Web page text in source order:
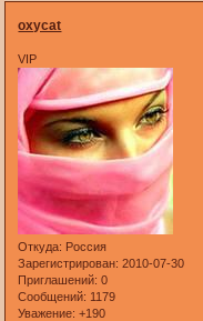
oxycat
VIP
Откуда: Россия
Зарегистрирован: 2010-07-30
Приглашений: 0
Сообщений: 1179
Уважение: +190